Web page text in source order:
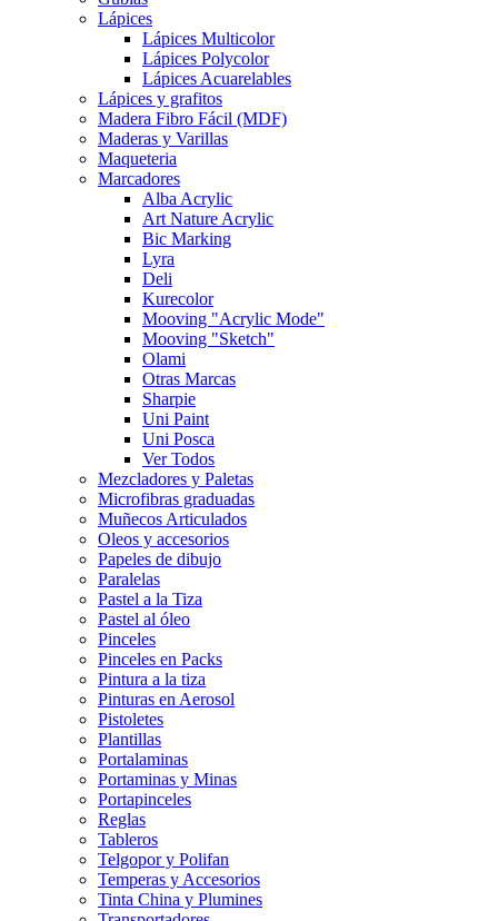
Lápices
Lápices Multicolor
Lápices Polycolor
Lápices Acuarelables
Lápices y grafitos
Madera Fibro Fácil (MDF)
Maderas y Varillas
Maqueteria
Marcadores
Alba Acrylic
Art Nature Acrylic
Bic Marking
Lyra
Deli
Kurecolor
Mooving "Acrylic Mode"
Mooving "Sketch"
Olami
Otras Marcas
Sharpie
Uni Paint
Uni Posca
Ver Todos
Mezcladores y Paletas
Microfibras graduadas
Muñecos Articulados
Oleos y accesorios
Papeles de dibujo
Paralelas
Pastel a la Tiza
Pastel al óleo
Pinceles
Pinceles en Packs
Pintura a la tiza
Pinturas en Aerosol
Pistoletes
Plantillas
Portalaminas
Portaminas y Minas
Portapinceles
Reglas
Tableros
Telgopor y Polifan
Temperas y Accesorios
Tinta China y Plumines